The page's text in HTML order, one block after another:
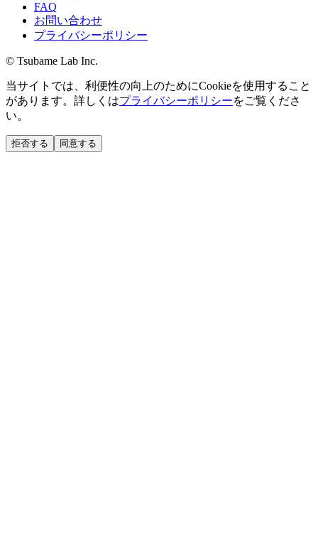
FAQ
お問い合わせ
プライバシーポリシー
© Tsubame Lab Inc.
当サイトでは、利便性の向上のためにCookieを使用すること
があります。詳しくはプライバシーポリシーをご覧くださ
い。
拒否する 同意する